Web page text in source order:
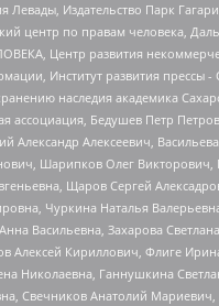
Издательство Парк
центр по правам человека,
Центр развития
Институт развития прессы
наследия академика
ассоциация, Бедушев Петр
Александр Алексеевич,
Шарипков Олег
Щаров Сергей
Чуркина Наталья
Васильевна, Захарова
Алексей Кириллович, Флиге
Николаевна, Ганнушкина
Свечников Анатолий